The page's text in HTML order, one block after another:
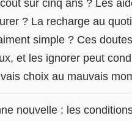
sur cinq ans ? Les
? La recharge au
simple ? Ces
et les ignorer peut
choix au mauvais
nouvelle : les